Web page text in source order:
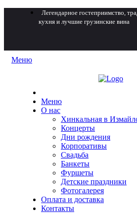
Легендарное гостеприимство,
кухня и лучшие грузинские вина
Меню
Меню
О нас
Хинкальная в
Концерты
Дни рождения
Корпоративы
Свадьба
Банкеты
Фуршеты
Детские праздники
Фотогалерея
Оплата и доставка
Контакты